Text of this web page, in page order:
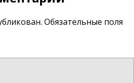
Обязательные поля